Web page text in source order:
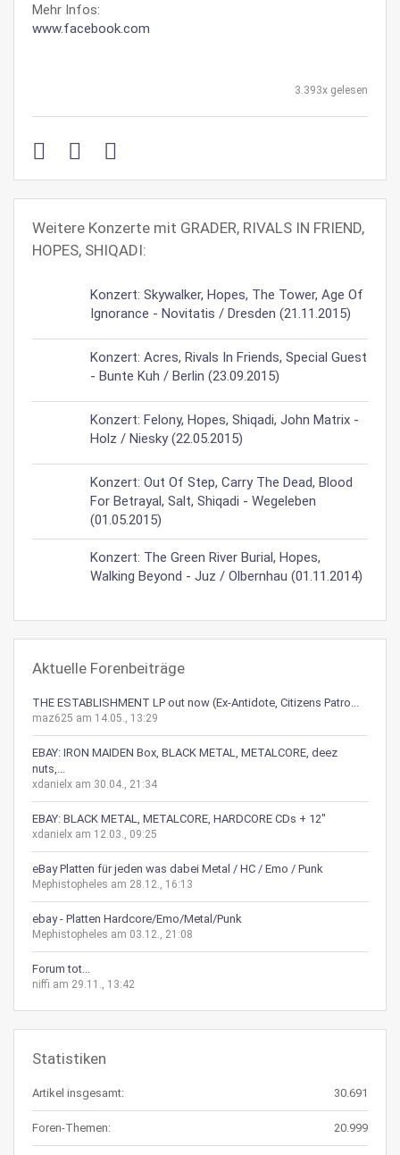
Mehr Infos:
www.facebook.com
3.393x gelesen
Weitere Konzerte mit GRADER, RIVALS IN FRIEND,
HOPES, SHIQADI:
Konzert: Skywalker, Hopes, The Tower, Age Of
Ignorance - Novitatis / Dresden (21.11.2015)
Konzert: Acres, Rivals In Friends, Special Guest
- Bunte Kuh / Berlin (23.09.2015)
Konzert: Felony, Hopes, Shiqadi, John Matrix -
Holz / Niesky (22.05.2015)
Konzert: Out Of Step, Carry The Dead, Blood
For Betrayal, Salt, Shiqadi - Wegeleben
(01.05.2015)
Konzert: The Green River Burial, Hopes,
Walking Beyond - Juz / Olbernhau (01.11.2014)
Aktuelle Forenbeiträge
THE ESTABLISHMENT LP out now (Ex-Antidote, Citizens Patro...
maz625 am 14.05., 13:29
EBAY: IRON MAIDEN Box, BLACK METAL, METALCORE, deez
nuts,...
xdanielx am 30.04., 21:34
EBAY: BLACK METAL, METALCORE, HARDCORE CDs + 12"
xdanielx am 12.03., 09:25
eBay Platten für jeden was dabei Metal / HC / Emo / Punk
Mephistopheles am 28.12., 16:13
ebay - Platten Hardcore/Emo/Metal/Punk
Mephistopheles am 03.12., 21:08
Forum tot...
niffi am 29.11., 13:42
Statistiken
Artikel insgesamt: 30.691
Foren-Themen: 20.999